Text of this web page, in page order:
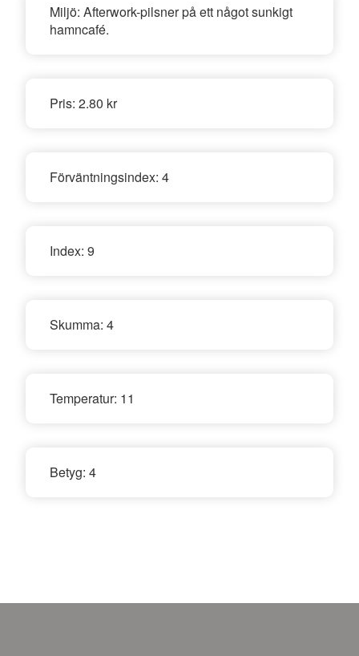
Miljö: Afterwork-pilsner på ett något sunkigt
hamncafé.
Pris: 2.80 kr
Förväntningsindex: 4
Index: 9
Skumma: 4
Temperatur: 11
Betyg: 4